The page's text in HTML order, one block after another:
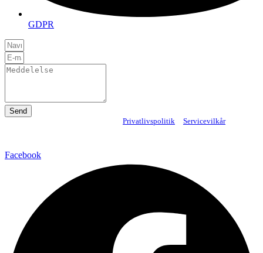
GDPR
Send
Privatlivspolitik
Servicevilkår
Facebook